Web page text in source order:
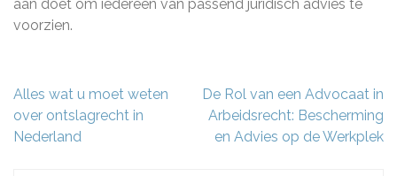
aan doet om iedereen van passend juridisch advies te
voorzien.
Berichtnavigatie
Alles wat u moet weten
over ontslagrecht in
Nederland
De Rol van een Advocaat in
Arbeidsrecht: Bescherming
en Advies op de Werkplek